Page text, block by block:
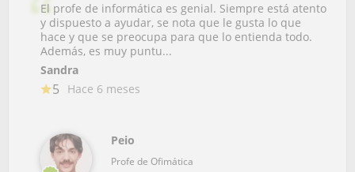
El profe de informática es genial. Siempre está atento
y dispuesto a ayudar, se nota que le gusta lo que
hace y que se preocupa para que lo entienda todo.
Además, es muy puntu...
Sandra
5 Hace 6 meses
Peio
Profe de Ofimática